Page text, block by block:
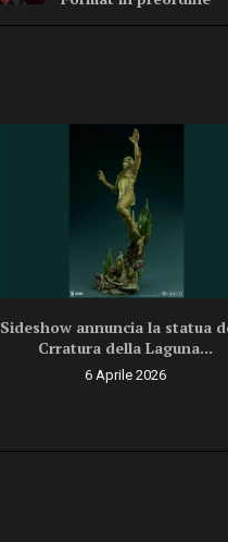
Sideshow annuncia la statua
Crratura della Laguna...
6 Aprile 2026